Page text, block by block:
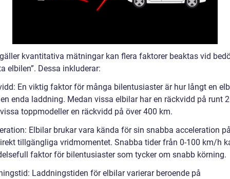
kvantitativa mätningar kan flera faktorer beaktas vid
elbilen”. Dessa inkluderar:
En viktig faktor för många bilentusiaster är hur långt en
enda laddning. Medan vissa elbilar har en räckvidd på runt
toppmodeller en räckvidd på över 400 km.
Elbilar brukar vara kända för sin snabba acceleration
tillgängliga vridmomentet. Snabba tider från 0-100 km/h
faktor för bilentusiaster som tycker om snabb körning.
Laddningstiden för elbilar varierar beroende på